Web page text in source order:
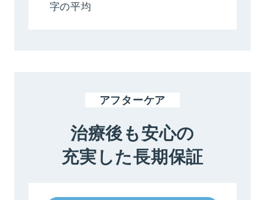
字の平均
アフターケア
治療後も安心の
充実した長期保証